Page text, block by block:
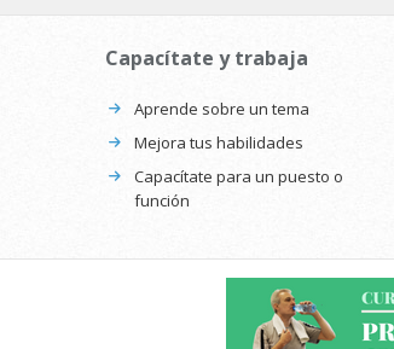
Capacítate y trabaja
Aprende sobre un tema
Mejora tus habilidades
Capacítate para un puesto o
función